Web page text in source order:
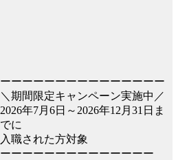
ーーーーーーーーーーーーーーー
＼期間限定キャンペーン実施中／
2026年7月6日～2026年12月31日ま
でに
入職された方対象
ーーーーーーーーーーーーーー